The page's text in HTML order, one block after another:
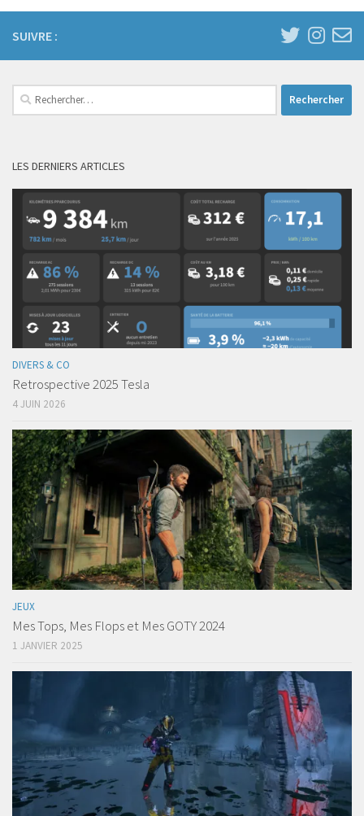
SUIVRE :
Rechercher :
LES DERNIERS ARTICLES
DIVERS & CO
Retrospective 2025 Tesla
4 JUIN 2026
JEUX
Mes Tops, Mes Flops et Mes GOTY 2024
1 JANVIER 2025